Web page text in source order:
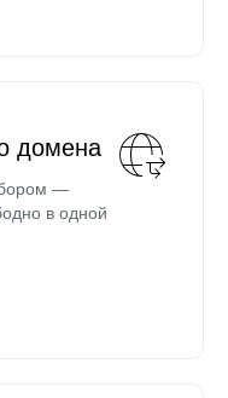
домена
—
в одной